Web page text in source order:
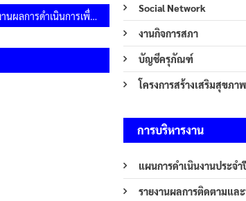
รายงานผลการดำเนินการเพื่อส่งเสริมคุณธรรมและความโปร่งใสภายในหน่วยงาน ประจำปีงบประมาณ พ.ศ.2568
Social Network
งานกิจการสภา
บัญชีครุภัณฑ์
โครงการสร้างเสริมสุขภา
การบริหารงาน
แผนการดำเนินงานประจำ
รายงานผลการติดตามแ